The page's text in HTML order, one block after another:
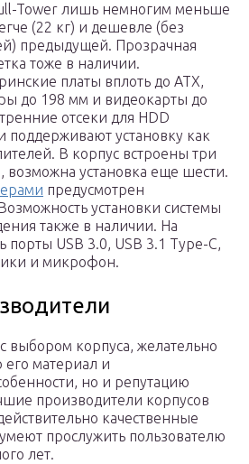
Tower лишь немногим меньше
(22 кг) и дешевле (без
предыдущей. Прозрачная
тоже в наличии.
платы вплоть до ATX,
до 198 мм и видеокарты до
отсеки для HDD
установку как
В корпус встроены три
возможна установка еще шести.
предусмотрен
установки системы
также в наличии. На
порты USB 3.0, USB 3.1 Type-C,
и микрофон.
выбором корпуса, желательно
его материал и
но и репутацию
производители корпусов
качественные
прослужить пользователю
лет.